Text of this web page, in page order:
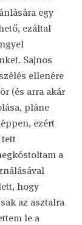
egy
ezáltal
Sajnos
ellenére
(és arra akár
pláne
ezért
a
hogy
az asztalra
le a